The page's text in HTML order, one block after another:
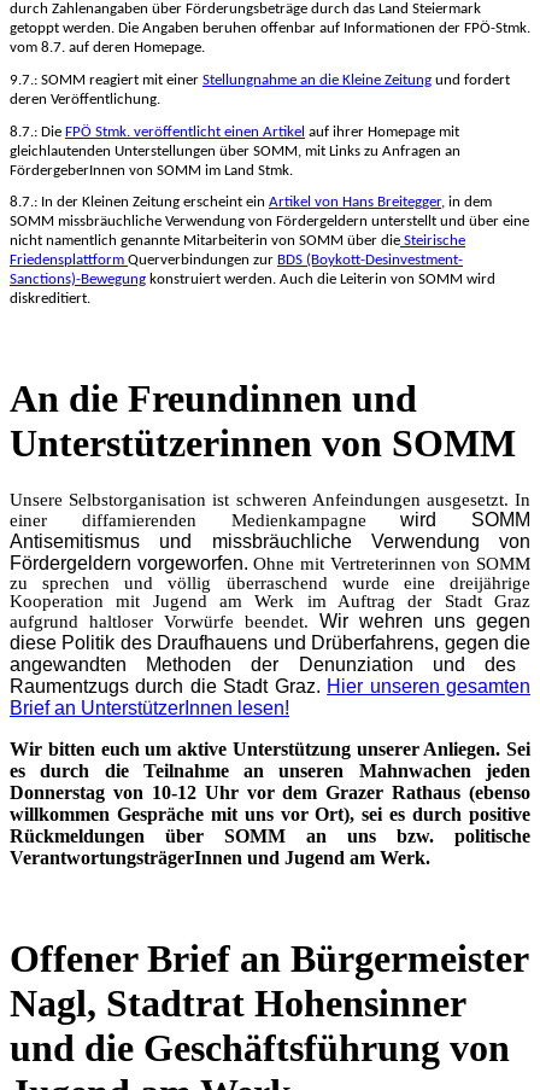
durch Zahlenangaben über Förderungsbeträge durch das Land Steiermark
getoppt werden. Die Angaben beruhen offenbar auf Informationen der FPÖ-Stmk.
vom 8.7. auf deren Homepage.
9.7.: SOMM reagiert mit einer Stellungnahme an die Kleine Zeitung und fordert
deren Veröffentlichung.
8.7.: Die FPÖ Stmk. veröffentlicht einen Artikel auf ihrer Homepage mit
gleichlautenden Unterstellungen über SOMM, mit Links zu Anfragen an
FördergeberInnen von SOMM im Land Stmk.
8.7.: In der Kleinen Zeitung erscheint ein Artikel von Hans Breitegger, in dem
SOMM missbräuchliche Verwendung von Fördergeldern unterstellt und über eine
nicht namentlich genannte Mitarbeiterin von SOMM über die Steirische
Friedensplattform Querverbindungen zur BDS (Boykott-Desinvestment-
Sanctions)-Bewegung konstruiert werden. Auch die Leiterin von SOMM wird
diskreditiert.
An die Freundinnen und
Unterstützerinnen von SOMM
Unsere Selbstorganisation ist schweren Anfeindungen ausgesetzt. In
einer diffamierenden Medienkampagnewird SOMM
Antisemitismus und missbräuchliche Verwendung von
Fördergeldern vorgeworfen.Ohne mit Vertreterinnen von SOMM
zu sprechen und völlig überraschend wurde eine dreijährige
Kooperation mit Jugend am Werk im Auftrag der Stadt Graz
aufgrund haltloser Vorwürfe beendet.
Wir wehren uns gegen
diese Politik des Draufhauens und Drüberfahrens, gegen die
angewandten Methoden der Denunziation und des
Raumentzugs durch die Stadt Graz. Hier unseren gesamten
Brief an UnterstützerInnen lesen!
Wir bitten euch um aktive Unterstützung unserer Anliegen. Sei
es durch die Teilnahme an unseren Mahnwachen jeden
Donnerstag von 10-12 Uhr vor dem Grazer Rathaus (ebenso
willkommen Gespräche mit uns vor Ort), sei es durch positive
Rückmeldungen über SOMM an uns bzw. politische
VerantwortungsträgerInnen und Jugend am Werk.
Offener Brief an Bürgermeister
Nagl, Stadtrat Hohensinner
und die Geschäftsführung von